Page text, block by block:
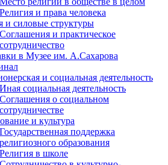
Религия и права человека
и силовые структуры
Соглашения и практическое
сотрудничество
в Музее им. А.Сахарова
и социальная деятельность
Иная социальная деятельность
Соглашения о социальном
сотрудничестве
и культура
Государственная поддержка
религиозного образования
Религия в школе